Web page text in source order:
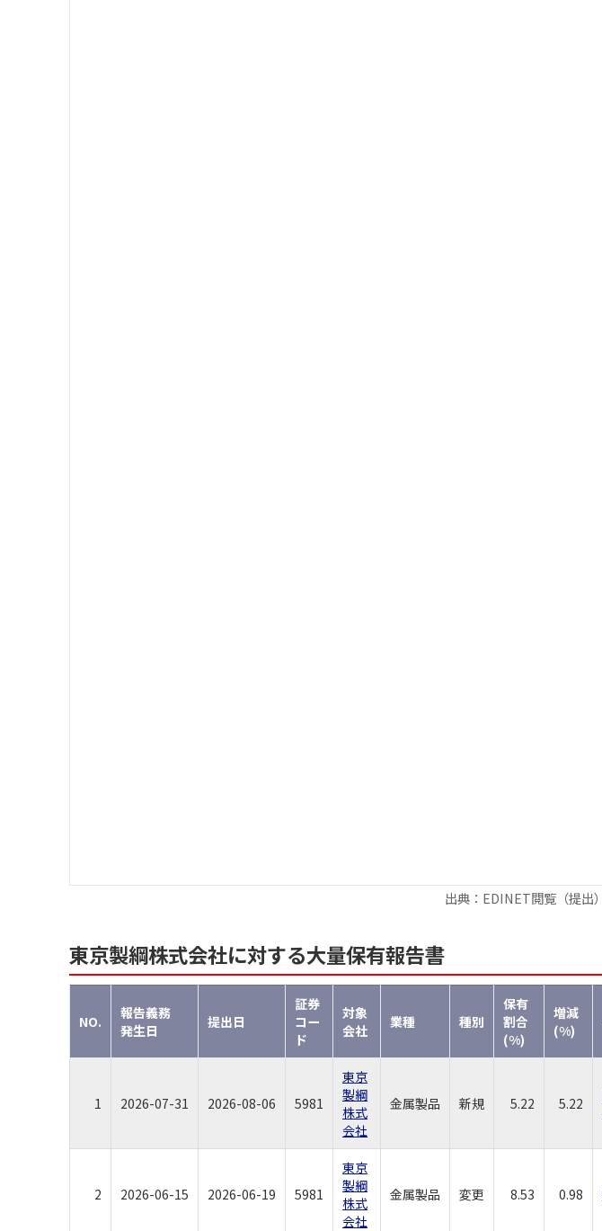
出典：EDINET閲覧（提出
東京製綱株式会社に対する大量保有報告書
NO.
報告義務
発生日
提出日
証券
コー
ド
対象
会社
業種 種別
保有
割合
(%)
増減
(%)
1 2026-07-31 2026-08-06 5981
東京
製綱
株式
会社
金属製品 新規 5.22 5.22
2 2026-06-15 2026-06-19 5981
東京
製綱
株式
会社
金属製品 変更 8.53 0.98